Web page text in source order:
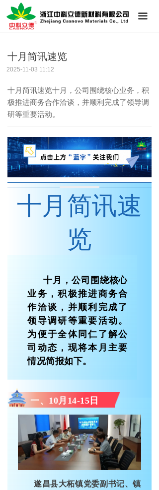
끀
首页
新闻中心
技术支持
联系我们
十月简讯速览
2025-11-03 11:12
十月简讯速览十月，公司围绕核心业务，积
极推进商务合作洽谈，并顺利完成了领导调
研等重要活动。
十月简讯速
览
十月，公司围绕核心
业务，积极推进商务合
作洽谈，并顺利完成了
领导调研等重要活动。
为便于全体同仁了解公
司动态，现将本月主要
情况简报如下。
一、10月14-15日
遂昌县大柘镇党委副书记、镇